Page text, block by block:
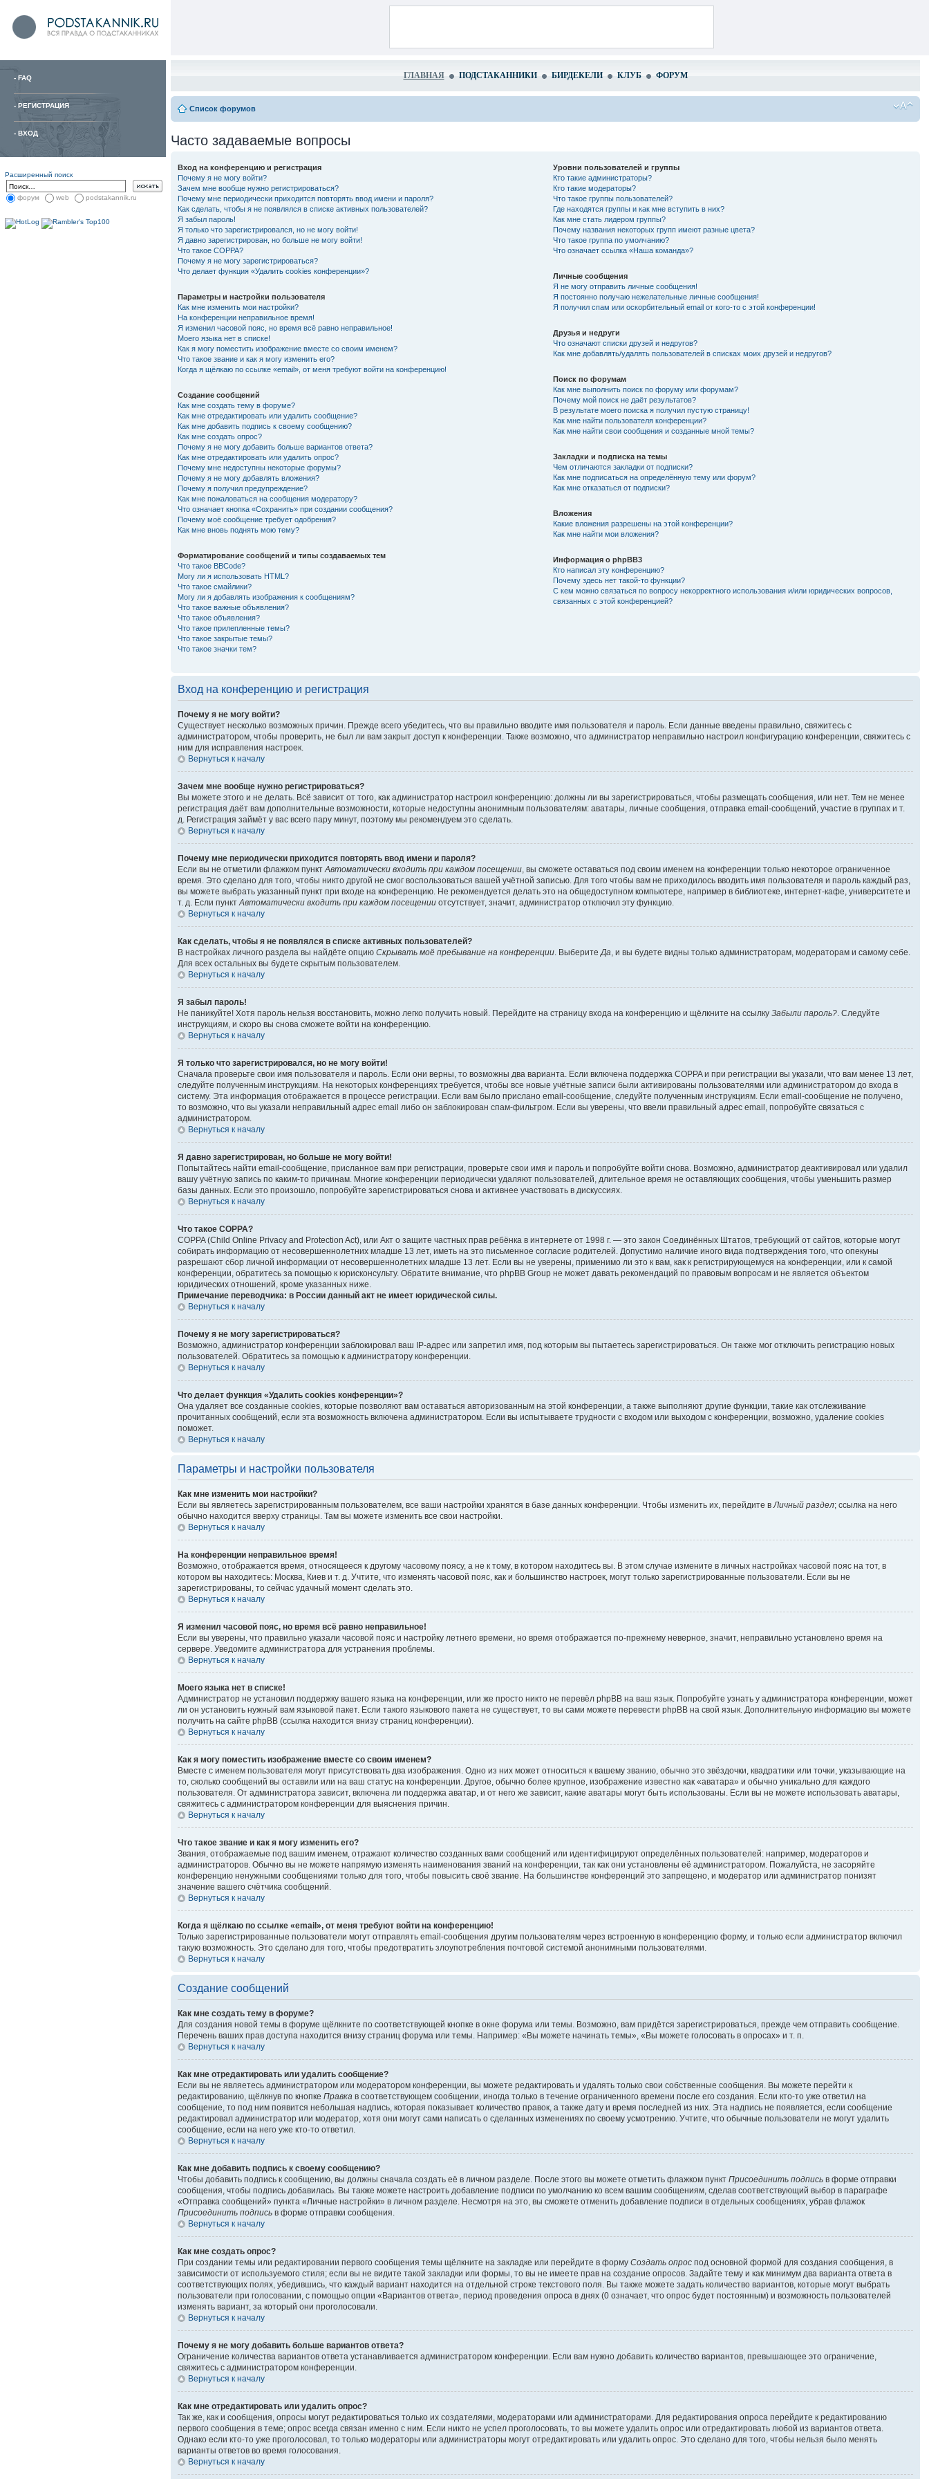
- FAQ
- РЕГИСТРАЦИЯ
- ВХОД
Расширенный поиск
форум web podstakannik.ru
ГЛАВНАЯ ПОДСТАКАННИКИ БИРДЕКЕЛИ КЛУБ ФОРУМ
Список форумов
Часто задаваемые вопросы
Вход на конференцию и регистрация
Почему я не могу войти?
Зачем мне вообще нужно регистрироваться?
Почему мне периодически приходится повторять ввод имени и пароля?
Как сделать, чтобы я не появлялся в списке активных пользователей?
Я забыл пароль!
Я только что зарегистрировался, но не могу войти!
Я давно зарегистрирован, но больше не могу войти!
Что такое COPPA?
Почему я не могу зарегистрироваться?
Что делает функция «Удалить cookies конференции»?
Параметры и настройки пользователя
Как мне изменить мои настройки?
На конференции неправильное время!
Я изменил часовой пояс, но время всё равно неправильное!
Моего языка нет в списке!
Как я могу поместить изображение вместе со своим именем?
Что такое звание и как я могу изменить его?
Когда я щёлкаю по ссылке «email», от меня требуют войти на конференцию!
Создание сообщений
Как мне создать тему в форуме?
Как мне отредактировать или удалить сообщение?
Как мне добавить подпись к своему сообщению?
Как мне создать опрос?
Почему я не могу добавить больше вариантов ответа?
Как мне отредактировать или удалить опрос?
Почему мне недоступны некоторые форумы?
Почему я не могу добавлять вложения?
Почему я получил предупреждение?
Как мне пожаловаться на сообщения модератору?
Что означает кнопка «Сохранить» при создании сообщения?
Почему моё сообщение требует одобрения?
Как мне вновь поднять мою тему?
Форматирование сообщений и типы создаваемых тем
Что такое BBCode?
Могу ли я использовать HTML?
Что такое смайлики?
Могу ли я добавлять изображения к сообщениям?
Что такое важные объявления?
Что такое объявления?
Что такое прилепленные темы?
Что такое закрытые темы?
Что такое значки тем?
Уровни пользователей и группы
Кто такие администраторы?
Кто такие модераторы?
Что такое группы пользователей?
Где находятся группы и как мне вступить в них?
Как мне стать лидером группы?
Почему названия некоторых групп имеют разные цвета?
Что такое группа по умолчанию?
Что означает ссылка «Наша команда»?
Личные сообщения
Я не могу отправить личные сообщения!
Я постоянно получаю нежелательные личные сообщения!
Я получил спам или оскорбительный email от кого-то с этой конференции!
Друзья и недруги
Что означают списки друзей и недругов?
Как мне добавлять/удалять пользователей в списках моих друзей и недругов?
Поиск по форумам
Как мне выполнить поиск по форуму или форумам?
Почему мой поиск не даёт результатов?
В результате моего поиска я получил пустую страницу!
Как мне найти пользователя конференции?
Как мне найти свои сообщения и созданные мной темы?
Закладки и подписка на темы
Чем отличаются закладки от подписки?
Как мне подписаться на определённую тему или форум?
Как мне отказаться от подписки?
Вложения
Какие вложения разрешены на этой конференции?
Как мне найти мои вложения?
Информация о phpBB3
Кто написал эту конференцию?
Почему здесь нет такой-то функции?
С кем можно связаться по вопросу некорректного использования и/или юридических вопросов,
связанных с этой конференцией?
Вход на конференцию и регистрация
Почему я не могу войти?
Существует несколько возможных причин. Прежде всего убедитесь, что вы правильно вводите имя пользователя и пароль. Если данные введены правильно, свяжитесь с
администратором, чтобы проверить, не был ли вам закрыт доступ к конференции. Также возможно, что администратор неправильно настроил конфигурацию конференции, свяжитесь с
ним для исправления настроек.
Вернуться к началу
Зачем мне вообще нужно регистрироваться?
Вы можете этого и не делать. Всё зависит от того, как администратор настроил конференцию: должны ли вы зарегистрироваться, чтобы размещать сообщения, или нет. Тем не менее
регистрация даёт вам дополнительные возможности, которые недоступны анонимным пользователям: аватары, личные сообщения, отправка email-сообщений, участие в группах и т.
д. Регистрация займёт у вас всего пару минут, поэтому мы рекомендуем это сделать.
Вернуться к началу
Почему мне периодически приходится повторять ввод имени и пароля?
Если вы не отметили флажком пунктАвтоматически входить при каждом посещении, вы сможете оставаться под своим именем на конференции только некоторое ограниченное
время. Это сделано для того, чтобы никто другой не смог воспользоваться вашей учётной записью. Для того чтобы вам не приходилось вводить имя пользователя и пароль каждый раз,
вы можете выбрать указанный пункт при входе на конференцию. Не рекомендуется делать это на общедоступном компьютере, например в библиотеке, интернет-кафе, университете и
т. д. Если пунктАвтоматически входить при каждом посещении отсутствует, значит, администратор отключил эту функцию.
Вернуться к началу
Как сделать, чтобы я не появлялся в списке активных пользователей?
В настройках личного раздела вы найдёте опцию Скрывать моё пребывание на конференции. ВыберитеДа, и вы будете видны только администраторам, модераторам и самому себе.
Для всех остальных вы будете скрытым пользователем.
Вернуться к началу
Я забыл пароль!
Не паникуйте! Хотя пароль нельзя восстановить, можно легко получить новый. Перейдите на страницу входа на конференцию и щёлкните на ссылку Забыли пароль?. Следуйте
инструкциям, и скоро вы снова сможете войти на конференцию.
Вернуться к началу
Я только что зарегистрировался, но не могу войти!
Сначала проверьте свои имя пользователя и пароль. Если они верны, то возможны два варианта. Если включена поддержка COPPA и при регистрации вы указали, что вам менее 13 лет,
следуйте полученным инструкциям. На некоторых конференциях требуется, чтобы все новые учётные записи были активированы пользователями или администратором до входа в
систему. Эта информация отображается в процессе регистрации. Если вам было прислано email-сообщение, следуйте полученным инструкциям. Если email-сообщение не получено,
то возможно, что вы указали неправильный адрес email либо он заблокирован спам-фильтром. Если вы уверены, что ввели правильный адрес email, попробуйте связаться с
администратором.
Вернуться к началу
Я давно зарегистрирован, но больше не могу войти!
Попытайтесь найти email-сообщение, присланное вам при регистрации, проверьте свои имя и пароль и попробуйте войти снова. Возможно, администратор деактивировал или удалил
вашу учётную запись по каким-то причинам. Многие конференции периодически удаляют пользователей, длительное время не оставляющих сообщения, чтобы уменьшить размер
базы данных. Если это произошло, попробуйте зарегистрироваться снова и активнее участвовать в дискуссиях.
Вернуться к началу
Что такое COPPA?
COPPA (Child Online Privacy and Protection Act), или Акт о защите частных прав ребёнка в интернете от 1998 г. — это закон Соединённых Штатов, требующий от сайтов, которые могут
собирать информацию от несовершеннолетних младше 13 лет, иметь на это письменное согласие родителей. Допустимо наличие иного вида подтверждения того, что опекуны
разрешают сбор личной информации от несовершеннолетних младше 13 лет. Если вы не уверены, применимо ли это к вам, как к регистрирующемуся на конференции, или к самой
конференции, обратитесь за помощью к юрисконсульту. Обратите внимание, что phpBB Group не может давать рекомендаций по правовым вопросам и не является объектом
юридических отношений, кроме указанных ниже.
Примечание переводчика: в России данный акт не имеет юридической силы.
Вернуться к началу
Почему я не могу зарегистрироваться?
Возможно, администратор конференции заблокировал ваш IP-адрес или запретил имя, под которым вы пытаетесь зарегистрироваться. Он также мог отключить регистрацию новых
пользователей. Обратитесь за помощью к администратору конференции.
Вернуться к началу
Что делает функция «Удалить cookies конференции»?
Она удаляет все созданные cookies, которые позволяют вам оставаться авторизованным на этой конференции, а также выполняют другие функции, такие как отслеживание
прочитанных сообщений, если эта возможность включена администратором. Если вы испытываете трудности с входом или выходом с конференции, возможно, удаление cookies
поможет.
Вернуться к началу
Параметры и настройки пользователя
Как мне изменить мои настройки?
Если вы являетесь зарегистрированным пользователем, все ваши настройки хранятся в базе данных конференции. Чтобы изменить их, перейдите вЛичный раздел; ссылка на него
обычно находится вверху страницы. Там вы можете изменить все свои настройки.
Вернуться к началу
На конференции неправильное время!
Возможно, отображается время, относящееся к другому часовому поясу, а не к тому, в котором находитесь вы. В этом случае измените в личных настройках часовой пояс на тот, в
котором вы находитесь: Москва, Киев и т. д. Учтите, что изменять часовой пояс, как и большинство настроек, могут только зарегистрированные пользователи. Если вы не
зарегистрированы, то сейчас удачный момент сделать это.
Вернуться к началу
Я изменил часовой пояс, но время всё равно неправильное!
Если вы уверены, что правильно указали часовой пояс и настройку летнего времени, но время отображается по-прежнему неверное, значит, неправильно установлено время на
сервере. Уведомите администратора для устранения проблемы.
Вернуться к началу
Моего языка нет в списке!
Администратор не установил поддержку вашего языка на конференции, или же просто никто не перевёл phpBB на ваш язык. Попробуйте узнать у администратора конференции, может
ли он установить нужный вам языковой пакет. Если такого языкового пакета не существует, то вы сами можете перевести phpBB на свой язык. Дополнительную информацию вы можете
получить на сайте phpBB (ссылка находится внизу страниц конференции).
Вернуться к началу
Как я могу поместить изображение вместе со своим именем?
Вместе с именем пользователя могут присутствовать два изображения. Одно из них может относиться к вашему званию, обычно это звёздочки, квадратики или точки, указывающие на
то, сколько сообщений вы оставили или на ваш статус на конференции. Другое, обычно более крупное, изображение известно как «аватара» и обычно уникально для каждого
пользователя. От администратора зависит, включена ли поддержка аватар, и от него же зависит, какие аватары могут быть использованы. Если вы не можете использовать аватары,
свяжитесь с администратором конференции для выяснения причин.
Вернуться к началу
Что такое звание и как я могу изменить его?
Звания, отображаемые под вашим именем, отражают количество созданных вами сообщений или идентифицируют определённых пользователей: например, модераторов и
администраторов. Обычно вы не можете напрямую изменять наименования званий на конференции, так как они установлены её администратором. Пожалуйста, не засоряйте
конференцию ненужными сообщениями только для того, чтобы повысить своё звание. На большинстве конференций это запрещено, и модератор или администратор понизят
значение вашего счётчика сообщений.
Вернуться к началу
Когда я щёлкаю по ссылке «email», от меня требуют войти на конференцию!
Только зарегистрированные пользователи могут отправлять email-сообщения другим пользователям через встроенную в конференцию форму, и только если администратор включил
такую возможность. Это сделано для того, чтобы предотвратить злоупотребления почтовой системой анонимными пользователями.
Вернуться к началу
Создание сообщений
Как мне создать тему в форуме?
Для создания новой темы в форуме щёлкните по соответствующей кнопке в окне форума или темы. Возможно, вам придётся зарегистрироваться, прежде чем отправить сообщение.
Перечень ваших прав доступа находится внизу страниц форума или темы. Например: «Вы можете начинать темы», «Вы можете голосовать в опросах» и т. п.
Вернуться к началу
Как мне отредактировать или удалить сообщение?
Если вы не являетесь администратором или модератором конференции, вы можете редактировать и удалять только свои собственные сообщения. Вы можете перейти к
редактированию, щёлкнув по кнопке Правка в соответствующем сообщении, иногда только в течение ограниченного времени после его создания. Если кто-то уже ответил на
сообщение, то под ним появится небольшая надпись, которая показывает количество правок, а также дату и время последней из них. Эта надпись не появляется, если сообщение
редактировал администратор или модератор, хотя они могут сами написать о сделанных изменениях по своему усмотрению. Учтите, что обычные пользователи не могут удалить
сообщение, если на него уже кто-то ответил.
Вернуться к началу
Как мне добавить подпись к своему сообщению?
Чтобы добавить подпись к сообщению, вы должны сначала создать её в личном разделе. После этого вы можете отметить флажком пункт Присоединить подпись в форме отправки
сообщения, чтобы подпись добавилась. Вы также можете настроить добавление подписи по умолчанию ко всем вашим сообщениям, сделав соответствующий выбор в параграфе
«Отправка сообщений» пункта «Личные настройки» в личном разделе. Несмотря на это, вы сможете отменить добавление подписи в отдельных сообщениях, убрав флажок
Присоединить подпись в форме отправки сообщения.
Вернуться к началу
Как мне создать опрос?
При создании темы или редактировании первого сообщения темы щёлкните на закладке или перейдите в форму Создать опрос под основной формой для создания сообщения, в
зависимости от используемого стиля; если вы не видите такой закладки или формы, то вы не имеете прав на создание опросов. Задайте тему и как минимум два варианта ответа в
соответствующих полях, убедившись, что каждый вариант находится на отдельной строке текстового поля. Вы также можете задать количество вариантов, которые могут выбрать
пользователи при голосовании, с помощью опции «Вариантов ответа», период проведения опроса в днях (0 означает, что опрос будет постоянным) и возможность пользователей
изменять вариант, за который они проголосовали.
Вернуться к началу
Почему я не могу добавить больше вариантов ответа?
Ограничение количества вариантов ответа устанавливается администратором конференции. Если вам нужно добавить количество вариантов, превышающее это ограничение,
свяжитесь с администратором конференции.
Вернуться к началу
Как мне отредактировать или удалить опрос?
Так же, как и сообщения, опросы могут редактироваться только их создателями, модераторами или администраторами. Для редактирования опроса перейдите к редактированию
первого сообщения в теме; опрос всегда связан именно с ним. Если никто не успел проголосовать, то вы можете удалить опрос или отредактировать любой из вариантов ответа.
Однако если кто-то уже проголосовал, то только модераторы или администраторы могут отредактировать или удалить опрос. Это сделано для того, чтобы нельзя было менять
варианты ответов во время голосования.
Вернуться к началу